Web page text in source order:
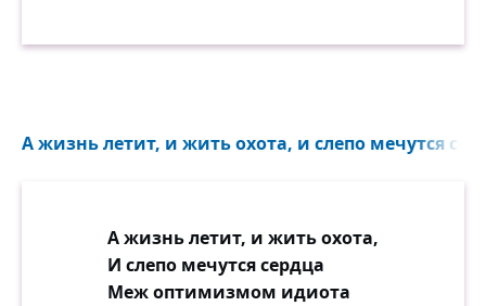
А жизнь летит, и жить охота, и слепо мечутся
А жизнь летит, и жить охота,
И слепо мечутся сердца
Меж оптимизмом идиота